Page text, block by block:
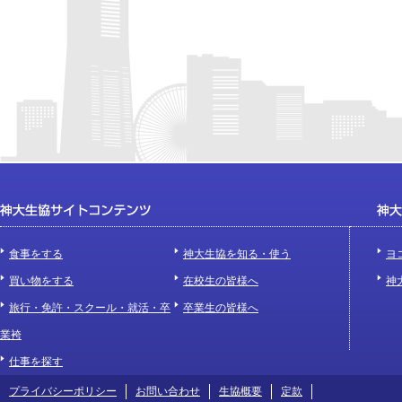
食事をする
買い物をする
旅行・免許・スクール・就活・卒
業袴
仕事を探す
神大生協を知る・使う
在校生の皆様へ
卒業生の皆様へ
ヨ
神
プライバシーポリシー お問い合わせ 生協概要 定款